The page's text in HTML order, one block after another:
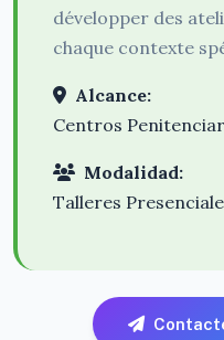
développer des
chaque contexte
Alcance:
Centros
Modalidad:
Talleres